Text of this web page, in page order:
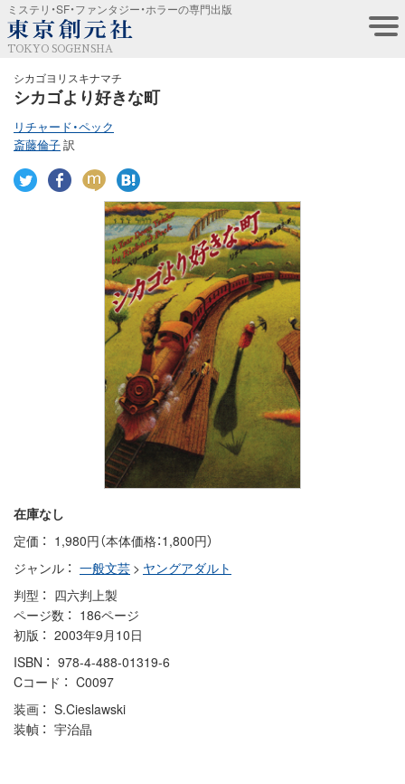
ミステリ・SF・ファンタジー・ホラーの専門出版
TOKYO SOGENSHA
シカゴヨリスキナマチ
シカゴより好きな町
リチャード・ペック
斎藤倫子訳
在庫なし
定価
1,980円（本体価格：1,800円）
ジャンル
一般文芸 > ヤングアダルト
判型
四六判上製
ページ数
186ページ
初版
2003年9月10日
ISBN
978-4-488-01319-6
Cコード
C0097
装画
S.Cieslawski
装幀
宇治晶